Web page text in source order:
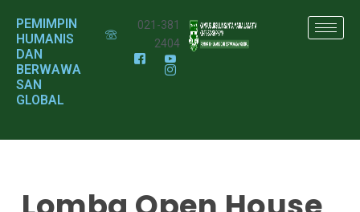
PEMIMPIN
HUMANIS
DAN
BERWAWA
SAN
GLOBAL
021-381
2404